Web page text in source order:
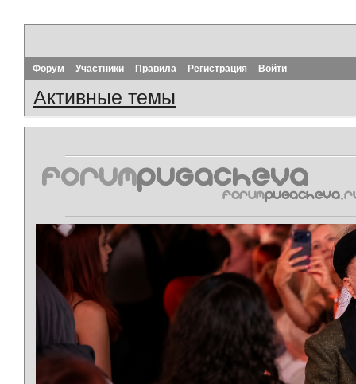
Форум Участники Правила Регистрация Войти
Активные темы